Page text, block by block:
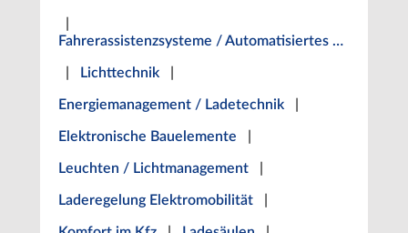
Fahrerassistenzsysteme / Automatisiertes …
Lichttechnik
Energiemanagement / Ladetechnik
Elektronische Bauelemente
Leuchten / Lichtmanagement
Laderegelung Elektromobilität